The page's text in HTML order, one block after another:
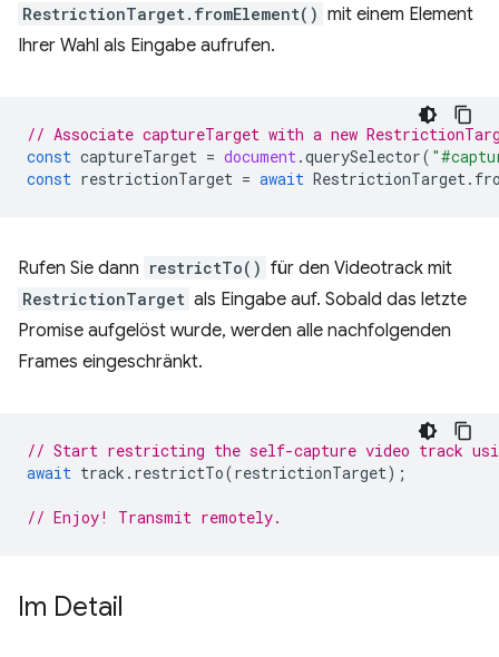
RestrictionTarget.fromElement() mit einem Element
Ihrer Wahl als Eingabe aufrufen.
// Associate captureTarget with a new
const captureTarget = document .querySelector(
const restrictionTarget = await RestrictionTarget .
Rufen Sie dann restrictTo() für den Videotrack mit
RestrictionTarget als Eingabe auf. Sobald das letzte
Promise aufgelöst wurde, werden alle nachfolgenden
Frames eingeschränkt.
// Start restricting the self-capture video track
await track . restrictTo(restrictionTarget);
// Enjoy! Transmit remotely.
Im Detail